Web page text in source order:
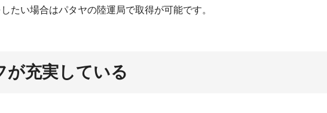
たい場合はパタヤの陸運局で取得が可能です。
が充実している